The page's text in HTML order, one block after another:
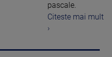
pascale.
Citeste mai mult
›